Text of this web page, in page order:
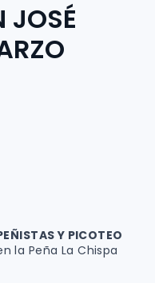
JOSÉ
Y PICOTEO
la Peña La Chispa